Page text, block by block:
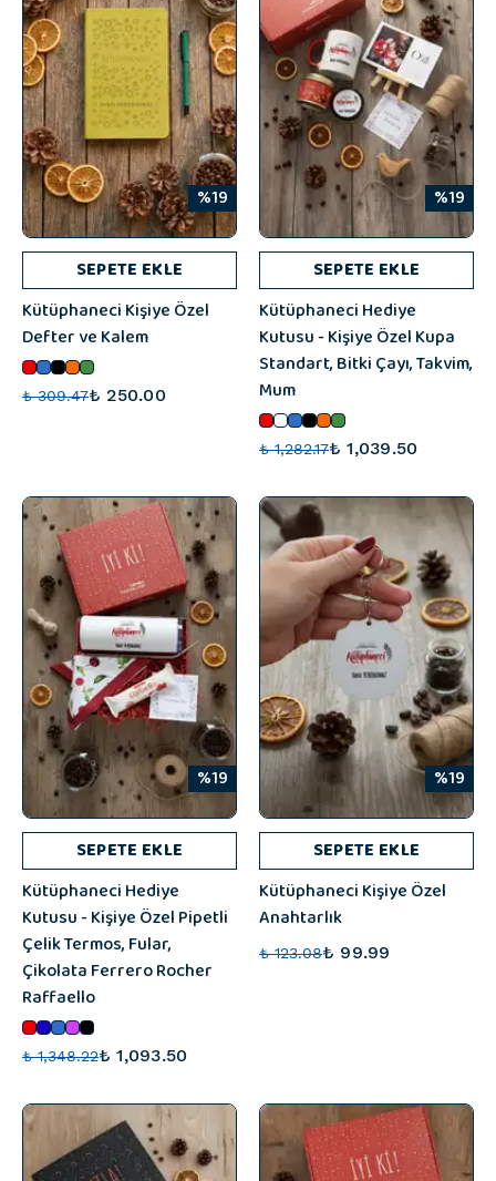
%19
SEPETE EKLE
Kütüphaneci Kişiye Özel
Defter ve Kalem
₺ 309.47₺ 250.00
%19
SEPETE EKLE
Kütüphaneci Hediye
Kutusu - Kişiye Özel Kupa
Standart, Bitki Çayı, Takvim,
Mum
₺ 1,282.17₺ 1,039.50
%19
SEPETE EKLE
Kütüphaneci Hediye
Kutusu - Kişiye Özel Pipetli
Çelik Termos, Fular,
Çikolata Ferrero Rocher
Raffaello
₺ 1,348.22₺ 1,093.50
%19
SEPETE EKLE
Kütüphaneci Kişiye Özel
Anahtarlık
₺ 123.08₺ 99.99